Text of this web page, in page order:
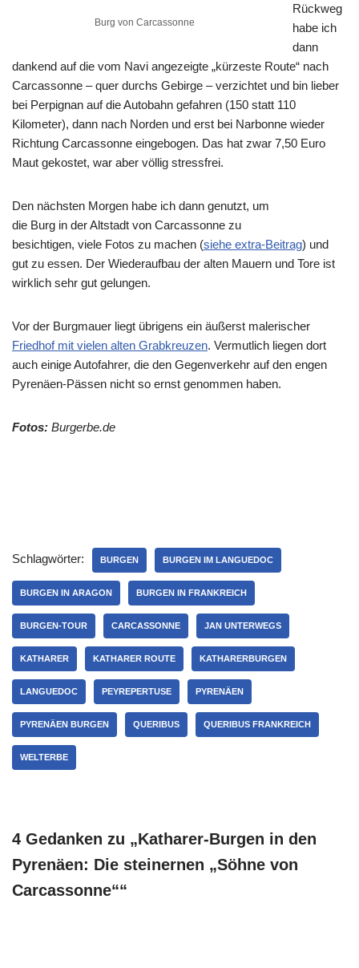
Burg von Carcassonne
Rückweg
habe ich
dann
dankend auf die vom Navi angezeigte „kürzeste Route“ nach
Carcassonne – quer durchs Gebirge – verzichtet und bin lieber
bei Perpignan auf die Autobahn gefahren (150 statt 110
Kilometer), dann nach Norden und erst bei Narbonne wieder
Richtung Carcassonne eingebogen. Das hat zwar 7,50 Euro
Maut gekostet, war aber völlig stressfrei.
Den nächsten Morgen habe ich dann genutzt, um
die Burg in der Altstadt von Carcassonne zu
besichtigen, viele Fotos zu machen (siehe extra-Beitrag) und
gut zu essen. Der Wiederaufbau der alten Mauern und Tore ist
wirklich sehr gut gelungen.
Vor der Burgmauer liegt übrigens ein äußerst malerischer
Friedhof mit vielen alten Grabkreuzen. Vermutlich liegen dort
auch einige Autofahrer, die den Gegenverkehr auf den engen
Pyrenäen-Pässen nicht so ernst genommen haben.
Fotos: Burgerbe.de
Schlagwörter: BURGEN BURGEN IM LANGUEDOC
BURGEN IN ARAGON BURGEN IN FRANKREICH
BURGEN-TOUR CARCASSONNE JAN UNTERWEGS
KATHARER KATHARER ROUTE KATHARERBURGEN
LANGUEDOC PEYREPERTUSE PYRENÄEN
PYRENÄEN BURGEN QUERIBUS QUERIBUS FRANKREICH
WELTERBE
4 Gedanken zu „Katharer-Burgen in den
Pyrenäen: Die steinernen „Söhne von
Carcassonne““